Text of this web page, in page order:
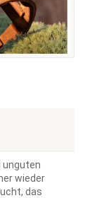
unguten
wieder
das